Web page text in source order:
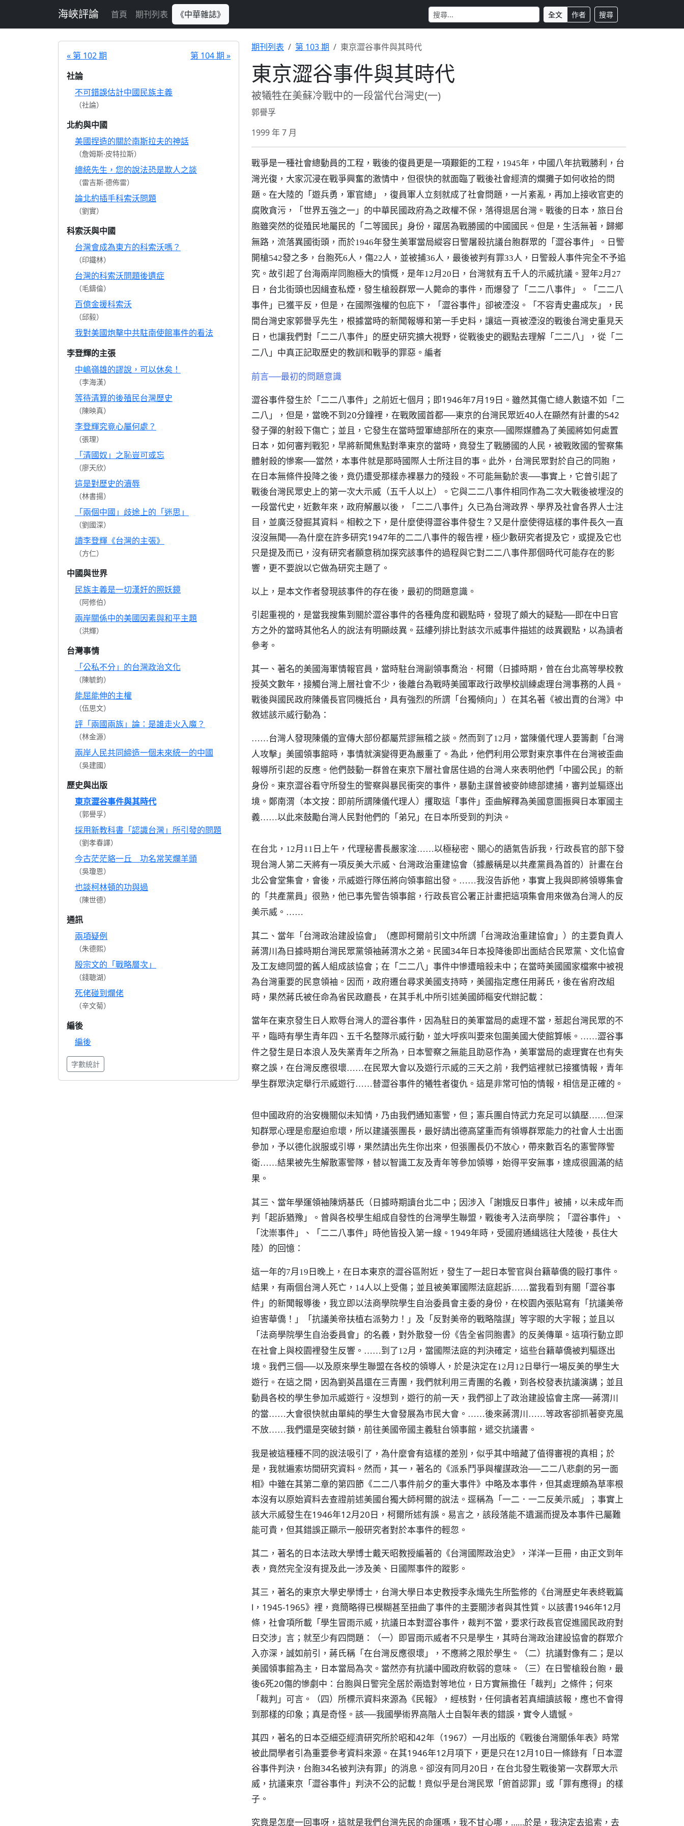
海峽評論 首頁 期刊列表 《中華雜誌》 全文 作者 搜尋
« 第 102 期
第 104 期 »
社論
不可錯誤估計中國民族主義
（社論）
北約與中國
美國捏造的關於南斯拉夫的神話
（詹姆斯‧皮特拉斯）
總統先生，您的說法恐是欺人之談
（雷吉斯‧德佈雷）
論北約插手科索沃問題
（劉實）
科索沃與中國
台灣會成為東方的科索沃嗎？
（印鐵林）
台灣的科索沃問題後遺症
（毛鑄倫）
百億金援科索沃
（邱毅）
我對美國炮擊中共駐南使館事件的看法
李登輝的主張
中嶋嶺雄的謬說，可以休矣！
（李海漢）
等待清算的後殖民台灣歷史
（陳映真）
李登輝究竟心屬何處？
（張理）
「清國奴」之恥豈可或忘
（廖天欣）
這是對歷史的瀆辱
（林書揚）
「兩個中國」歧途上的「迷思」
（劉國深）
讀李登輝《台灣的主張》
（方仁）
中國與世界
民族主義是一切漢奸的照妖鏡
（阿修伯）
兩岸關係中的美國因素與和平主題
（洪輝）
台灣事情
「公私不分」的台灣政治文化
（陳毓鈞）
能屈能伸的主權
（伍思文）
評「兩國兩族」論：是誰走火入魔？
（林金源）
兩岸人民共同締造一個未來統一的中國
（吳建國）
歷史與出版
東京澀谷事件與其時代
（郭譽孚）
採用新教科書「認識台灣」所引發的問題
（劉孝春譯）
今古茫茫貉一丘 功名常笑爛羊頭
（吳瓊恩）
也談柯林頓的功與過
（陳世德）
通訊
兩項疑例
（朱德熙）
殷宗文的「戰略層次」
（錢聰湖）
死佬碰到爛佬
（辛文菊）
編後
編後
字數統計
期刊列表 第 103 期 東京澀谷事件與其時代
東京澀谷事件與其時代
被犧牲在美蘇冷戰中的一段當代台灣史(一)
郭譽孚
1999 年 7 月
戰爭是一種社會總動員的工程，戰後的復員更是一項艱鉅的工程，1945年，中國八年抗戰勝利，台
灣光復，大家沉浸在戰爭興奮的激情中，但很快的就面臨了戰後社會經濟的爛攤子如何收拾的問
題。在大陸的「遊兵勇，軍官總」，復員軍人立刻就成了社會問題，一片紊亂，再加上接收官吏的
腐敗貪污，「世界五強之一」的中華民國政府為之政權不保，落得退居台灣。戰後的日本，旅日台
胞雖突然的從殖民地屬民的「二等國民」身份，躍居為戰勝國的中國國民。但是，生活無著，歸鄉
無路，流落異國街頭，而於1946年發生美軍當局縱容日警屠殺抗議台胞群眾的「澀谷事件」。日警
開槍542發之多，台胞死6人，傷22人，並被捕36人，最後被判有罪33人，日警殺人事件完全不予追
究。故引起了台海兩岸同胞極大的憤慨，是年12月20日，台灣就有五千人的示威抗議。翌年2月27
日，台北街頭也因緝查私煙，發生槍殺群眾一人斃命的事件，而爆發了「二二八事件」。「二二八
事件」已獲平反，但是，在國際強權的包庇下，「澀谷事件」卻被湮沒。「不容青史盡成灰」，民
間台灣史家郭譽孚先生，根據當時的新聞報導和第一手史料，讓這一頁被湮沒的戰後台灣史重見天
日，也讓我們對「二二八事件」的歷史研究擴大視野，從戰後史的觀點去理解「二二八」，從「二
二八」中真正記取歷史的教訓和戰爭的罪惡。編者
前言──最初的問題意識
澀谷事件發生於「二二八事件」之前近七個月；即1946年7月19日。雖然其傷亡總人數遠不如「二
二八」，但是，當晚不到20分鐘裡，在戰敗國首都──東京的台灣民眾近40人在顯然有計畫的542
發子彈的射殺下傷亡；並且，它發生在當時盟軍總部所在的東京──國際媒體為了美國將如何處置
日本，如何審判戰犯，早將新聞焦點對準東京的當時，竟發生了戰勝國的人民，被戰敗國的警察集
體射殺的慘案──當然，本事件就是那時國際人士所注目的事。此外，台灣民眾對於自己的同胞，
在日本無條件投降之後，竟仍遭受那樣赤裸暴力的殘殺。不可能無動於衷──事實上，它曾引起了
戰後台灣民眾史上的第一次大示威（五千人以上）。它與二二八事件相同作為二次大戰後被埋沒的
一段當代史，近數年來，政府解嚴以後，「二二八事件」久已為台灣政界、學界及社會各界人士注
目，並廣泛發掘其資料。相較之下，是什麼使得澀谷事件發生？又是什麼使得這樣的事件長久一直
沒沒無聞──為什麼在許多研究1947年的二二八事件的報告裡，極少數研究者提及它，或提及它也
只是提及而已，沒有研究者願意稍加探究該事件的過程與它對二二八事件那個時代可能存在的影
響，更不要說以它做為研究主題了。
以上，是本文作者發現該事件的存在後，最初的問題意識。
引起重視的，是當我搜集到關於澀谷事件的各種角度和觀點時，發現了頗大的疑點──即在中日官
方之外的當時其他名人的說法有明顯歧異。茲縷列排比對該次示威事件描述的歧異觀點，以為讀者
參考。
其一、著名的美國海軍情報官員，當時駐台灣副領事喬治．柯爾（日據時期，曾在台北高等學校教
授英文數年，接觸台灣上層社會不少，後離台為戰時美國軍政行政學校訓練處理台灣事務的人員。
戰後與國民政府陳儀長官同機抵台，具有強烈的所謂「台獨傾向」）在其名著《被出賣的台灣》中
敘述該示威行動為：
……台灣人發現陳儀的宣傳大部份都屬荒謬無稽之談。然而到了12月，當陳儀代理人要籌劃「台灣
人攻擊」美國領事館時，事情就演變得更為嚴重了。為此，他們利用公眾對東京事件在台灣被歪曲
報導所引起的反應。他們鼓動一群曾在東京下層社會居住過的台灣人來表明他們「中國公民」的新
身份。東京澀谷看守所發生的警察與暴民衝突的事件，暴動主謀曾被麥帥總部逮捕，審判並驅逐出
境。鄭南渭（本文按：即前所謂陳儀代理人）攫取這「事件」歪曲解釋為美國意圖振興日本軍國主
義……以此來鼓勵台灣人民對他們的「弟兄」在日本所受到的判決。
在台北，12月11日上午，代理秘書長嚴家淦……以極秘密、關心的語氣告訴我，行政長官的部下發
現台灣人第二天將有一項反美大示威、台灣政治重建協會（據嚴稱是以共產黨員為首的）計畫在台
北公會堂集會，會後，示威遊行隊伍將向領事館出發。……我沒告訴他，事實上我與即將領導集會
的「共產黨員」很熟，他已事先警告領事館，行政長官公署正計畫把這項集會用來做為台灣人的反
美示威。……
其二、當年「台灣政治建設協會」（應即柯爾前引文中所謂「台灣政治重建協會」）的主要負責人
蔣渭川為日據時期台灣民眾黨領袖蔣渭水之弟。民國34年日本投降後即出面結合民眾黨、文化協會
及工友總同盟的舊人組成該協會；在「二二八」事件中慘遭暗殺未中；在當時美國國家檔案中被視
為台灣重要的民意領袖。因而，政府遷台尋求美國支持時，美國指定應任用蔣氏，後在省府改組
時，果然蔣氏被任命為省民政廳長，在其手札中所引述美國師樞安代辦記載：
當年在東京發生日人欺辱台灣人的澀谷事件，因為駐日的美軍當局的處理不當，惹起台灣民眾的不
平，臨時有學生青年四、五千名整隊示威行動，並大呼疾叫要來包圍美國大使館算帳。……澀谷事
件之發生是日本浪人及失業青年之所為，日本警察之無能且助惡作為，美軍當局的處理實在也有失
察之誤，在台灣反應很壞……在民眾大會以及遊行示威的三天之前，我們這裡就已接獲情報，青年
學生群眾決定舉行示威遊行……替澀谷事件的犧牲者復仇。這是非常可怕的情報，相信是正確的。
但中國政府的治安機關似未知情，乃由我們通知憲警，但；憲兵團自恃武力充足可以鎮壓……但深
知群眾心理是愈壓迫愈壞，所以建議張團長，最好請出德高望重而有領導群眾能力的社會人士出面
參加，予以德化說服或引導，果然請出先生你出來，但張團長仍不放心，帶來數百名的憲警隊警
衛……結果被先生解散憲警隊，替以智識工友及青年等參加領導，始得平安無事，達成很圓滿的結
果。
其三、當年學運領袖陳炳基氏（日據時期讀台北二中；因涉入「謝娥反日事件」被捕，以未成年而
判「起訴猶豫」。曾與各校學生組成自發性的台灣學生聯盟，戰後考入法商學院；「澀谷事件」、
「沈崇事件」、「二二八事件」時他皆投入第一線。1949年時，受國府通緝逃往大陸後，長住大
陸）的回憶：
這一年的7月19日晚上，在日本東京的澀谷區附近，發生了一起日本警官與台籍華僑的毆打事件。
結果，有兩個台灣人死亡，14人以上受傷；並且被美軍國際法庭起訴……當我看到有關「澀谷事
件」的新聞報導後，我立即以法商學院學生自治委員會主委的身份，在校園內張貼寫有「抗議美帝
迫害華僑！」「抗議美帝扶植右派勢力！」及「反對美帝的戰略陰謀」等字眼的大字報；並且以
「法商學院學生自治委員會」的名義，對外散發一份《告全省同胞書》的反美傳單。這項行動立即
在社會上與校園裡發生反響。……到了12月，當國際法庭的判決確定，這些台籍華僑被判驅逐出
境。我們三個──以及原來學生聯盟在各校的領導人，於是決定在12月12日舉行一場反美的學生大
遊行。在這之間，因為劉英昌還在三青團，我們就利用三青團的名義，到各校發表抗議演講；並且
動員各校的學生參加示威遊行。沒想到，遊行的前一天，我們卻上了政治建設協會主席──蔣渭川
的當……大會很快就由單純的學生大會發展為市民大會。……後來蔣渭川……等政客卻抓著麥克風
不放……我們還是突破封鎖，前往美國帝國主義駐台領事館，遞交抗議書。
我是被這種種不同的說法吸引了，為什麼會有這樣的差別，似乎其中暗藏了值得審視的真相；於
是，我就遍索坊間研究資料。然而，其一，著名的《派系鬥爭與權謀政治──二二八悲劇的另一面
相》中雖在其第二章的第四節《二二八事件前夕的重大事件》中略及本事件，但其處理頗為草率根
本沒有以原始資料去查證前述美國台獨大師柯爾的說法。逕稱為「一二．一二反美示威」；事實上
該大示威發生在1946年12月20日，柯爾所述有誤。易言之，該段落能不遺漏而提及本事件已屬難
能可貴，但其錯誤正顯示一般研究者對於本事件的輕忽。
其二，著名的日本法政大學博士戴天昭教授編著的《台灣國際政治史》，洋洋一巨冊，由正文到年
表，竟然完全沒有提及此一涉及美、日國際事件的蹤影。
其三，著名的東京大學史學博士，台灣大學日本史教授李永熾先生所監修的《台灣歷史年表終戰篇
Ⅰ，1945-1965》裡，竟簡略得已模糊甚至扭曲了事件的主要關涉者與其性質。以該書1946年12月
條，社會項所載「學生冒雨示威，抗議日本對澀谷事件，裁判不當，要求行政長官促進國民政府對
日交涉」言；就至少有四問題：（一）即冒雨示威者不只是學生，其時台灣政治建設協會的群眾介
入亦深，誠如前引，蔣氏稱「在台灣反應很壞」，不應將之限於學生。（二）抗議對像有二；是以
美國領事館為主，日本當局為次。當然亦有抗議中國政府軟弱的意味。（三）在日警槍殺台胞，最
後6死20傷的慘劇中：台胞與日警完全居於兩造對等地位，日方實無擔任「裁判」之條件；何來
「裁判」可言。（四）所標示資料來源為《民報》，經核對，任何讀者若真細讀該報，應也不會得
到那樣的印象；真是奇怪。該──我國學術界高階人士自製年表的錯誤，實令人遺憾。
其四，著名的日本亞細亞經濟研究所於昭和42年（1967）一月出版的《戰後台灣關係年表》時常
被此間學者引為重要參考資料來源。在其1946年12月項下，更是只在12月10日一條錄有「日本澀
谷事件判決，台胞34名被判決有罪」的消息。卻沒有同月20日，在台北發生戰後第一次群眾大示
威，抗議東京「澀谷事件」判決不公的記載！竟似乎是台灣民眾「俯首認罪」或「罪有應得」的樣
子。
究竟是怎麼一回事呀，這就是我們台灣先民的命運嗎，我不甘心哪，……於是，我決定去追索，去